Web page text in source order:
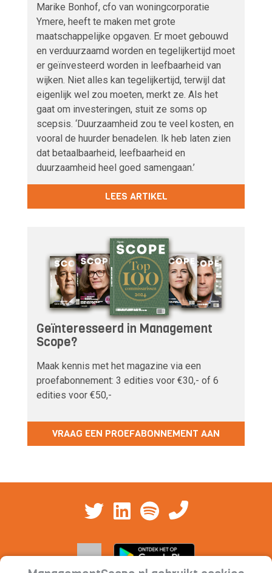
Marike Bonhof, cfo van woningcorporatie
Ymere, heeft te maken met grote
maatschappelijke opgaven. Er moet gebouwd
en verduurzaamd worden en tegelijkertijd moet
er geïnvesteerd worden in leefbaarheid van
wijken. Niet alles kan tegelijkertijd, terwijl dat
eigenlijk wel zou moeten, merkt ze. Als het
gaat om investeringen, stuit ze soms op
scepsis. ‘Duurzaamheid zou te veel kosten, en
vooral de huurder benadelen. Ik heb laten zien
dat betaalbaarheid, leefbaarheid en
duurzaamheid heel goed samengaan.’
LEES ARTIKEL
Geïnteresseerd in Management
Scope?
Maak kennis met het magazine via een
proefabonnement: 3 edities voor €30,- of 6
edities voor €50,-
VRAAG EEN PROEFABONNEMENT AAN